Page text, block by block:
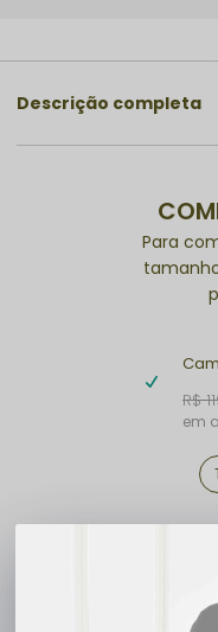
Descrição completa
Para
R$
R$